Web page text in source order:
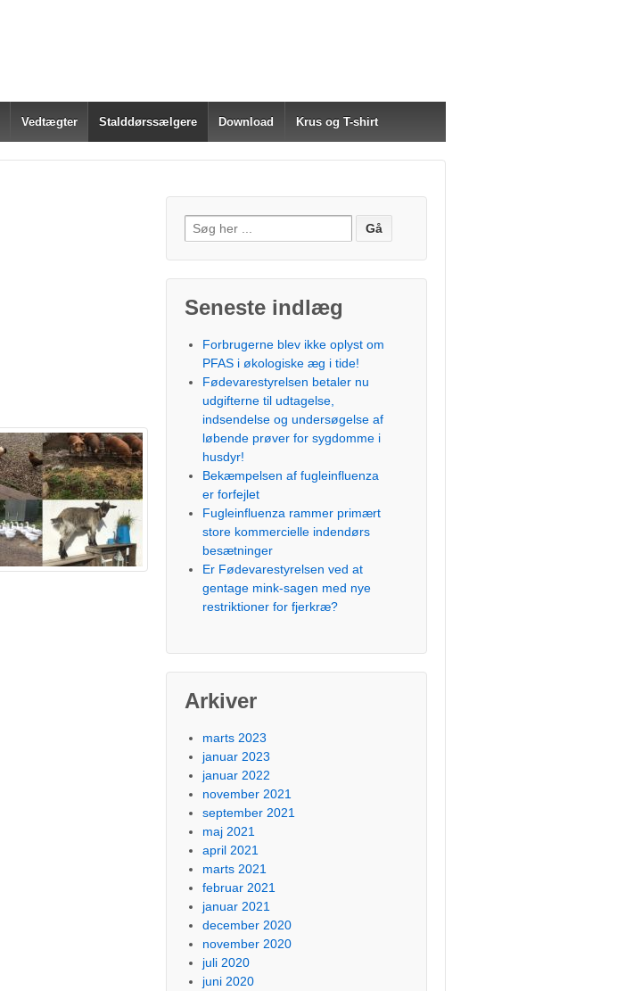
Vedtægter Stalddørssælgere Download Krus og T-shirt
Søg
efter:
Seneste indlæg
Forbrugerne blev ikke oplyst om
PFAS i økologiske æg i tide!
Fødevarestyrelsen betaler nu
udgifterne til udtagelse,
indsendelse og undersøgelse af
løbende prøver for sygdomme i
husdyr!
Bekæmpelsen af fugleinfluenza
er forfejlet
Fugleinfluenza rammer primært
store kommercielle indendørs
besætninger
Er Fødevarestyrelsen ved at
gentage mink-sagen med nye
restriktioner for fjerkræ?
Arkiver
marts 2023
januar 2023
januar 2022
november 2021
september 2021
maj 2021
april 2021
marts 2021
februar 2021
januar 2021
december 2020
november 2020
juli 2020
juni 2020